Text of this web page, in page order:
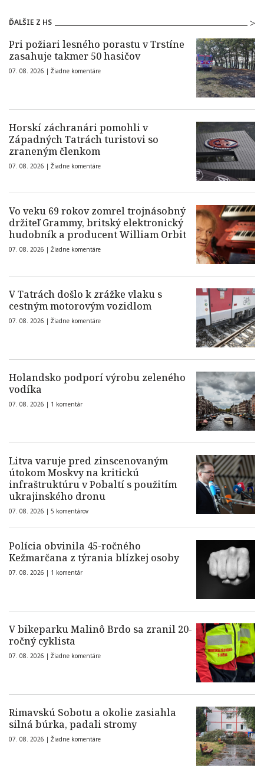
ĎALŠIE Z HS
Pri požiari lesného porastu v Trstíne
zasahuje takmer 50 hasičov
07. 08. 2026 | Žiadne komentáre
Horskí záchranári pomohli v
Západných Tatrách turistovi so
zraneným členkom
07. 08. 2026 | Žiadne komentáre
Vo veku 69 rokov zomrel trojnásobný
držiteľ Grammy, britský elektronický
hudobník a producent William Orbit
07. 08. 2026 | Žiadne komentáre
V Tatrách došlo k zrážke vlaku s
cestným motorovým vozidlom
07. 08. 2026 | Žiadne komentáre
Holandsko podporí výrobu zeleného
vodíka
07. 08. 2026 | 1 komentár
Litva varuje pred zinscenovaným
útokom Moskvy na kritickú
infraštruktúru v Pobaltí s použitím
ukrajinského dronu
07. 08. 2026 | 5 komentárov
Polícia obvinila 45-ročného
Kežmarčana z týrania blízkej osoby
07. 08. 2026 | 1 komentár
V bikeparku Malinô Brdo sa zranil 20-
ročný cyklista
07. 08. 2026 | Žiadne komentáre
Rimavskú Sobotu a okolie zasiahla
silná búrka, padali stromy
07. 08. 2026 | Žiadne komentáre